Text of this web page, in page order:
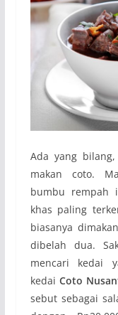
Ada yang
makan coto.
bumbu rempah
khas paling
biasanya
dibelah dua.
mencari kedai
kedai Coto
sebut sebagai